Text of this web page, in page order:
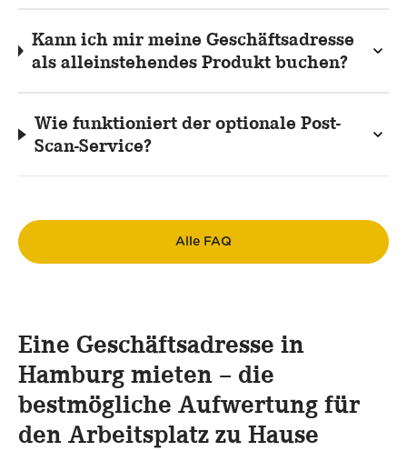
Kann ich mir meine Geschäftsadresse
als alleinstehendes Produkt buchen?
Wie funktioniert der optionale Post-
Scan-Service?
Alle FAQ
Eine Geschäftsadresse in
Hamburg mieten – die
bestmögliche Aufwertung für
den Arbeitsplatz zu Hause